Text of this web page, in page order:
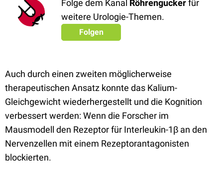
Folge dem Kanal Röhrenguckerfür
weitere Urologie-Themen.
Folgen
Auch durch einen zweiten möglicherweise
therapeutischen Ansatz konnte das Kalium-
Gleichgewicht wiederhergestellt und die Kognition
verbessert werden: Wenn die Forscher im
Mausmodell den Rezeptor für Interleukin-1β an den
Nervenzellen mit einem Rezeptorantagonisten
blockierten.